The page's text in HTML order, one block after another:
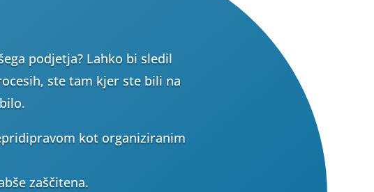
podjetja? Lahko bi sledil
ste tam kjer ste bili na
kot organiziranim
zaščitena.